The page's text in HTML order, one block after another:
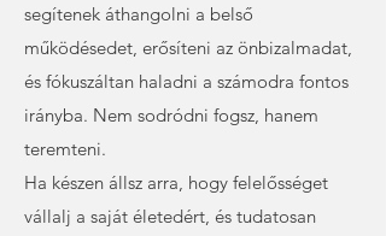
segítenek áthangolni a belső
működésedet, erősíteni az önbizalmadat,
és fókuszáltan haladni a számodra fontos
irányba. Nem sodródni fogsz, hanem
teremteni.
Ha készen állsz arra, hogy felelősséget
vállalj a saját életedért, és tudatosan